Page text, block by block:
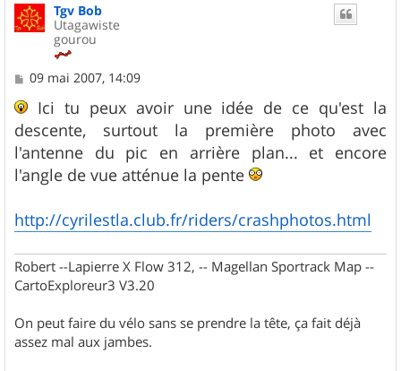
Tgv Bob
Utagawiste
gourou
M
s
a
g
e
09 mai 2007, 14:09
Ici tu peux avoir une idée de ce qu'est la
descente, surtout la première photo avec
l'antenne du pic en arrière plan... et encore
l'angle de vue atténue la pente
http://cyrilestla.club.fr/riders/crashphotos.html
Robert --Lapierre X Flow 312, -- Magellan Sportrack Map --
CartoExploreur3 V3.20
On peut faire du vélo sans se prendre la tête, ça fait déjà
assez mal aux jambes.